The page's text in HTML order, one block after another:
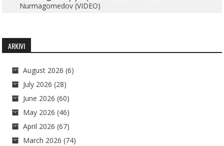
Nurmagomedov (VIDEO)
ARKIVI
August 2026 (6)
July 2026 (28)
June 2026 (60)
May 2026 (46)
April 2026 (67)
March 2026 (74)